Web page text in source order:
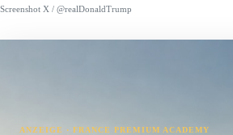
Screenshot X / @realDonaldTrump
ANZEIGE · FRANCE PREMIUM ACADEMY